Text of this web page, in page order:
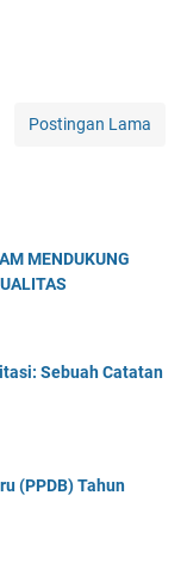
Postingan Lama
MENDUKUNG
Sebuah Catatan
(PPDB) Tahun